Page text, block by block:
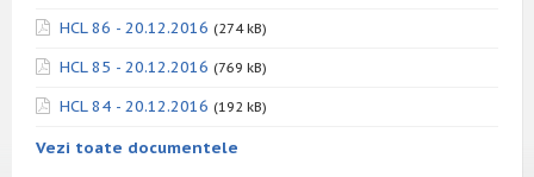
HCL 86 - 20.12.2016 (274 kB)
HCL 85 - 20.12.2016 (769 kB)
HCL 84 - 20.12.2016 (192 kB)
Vezi toate documentele